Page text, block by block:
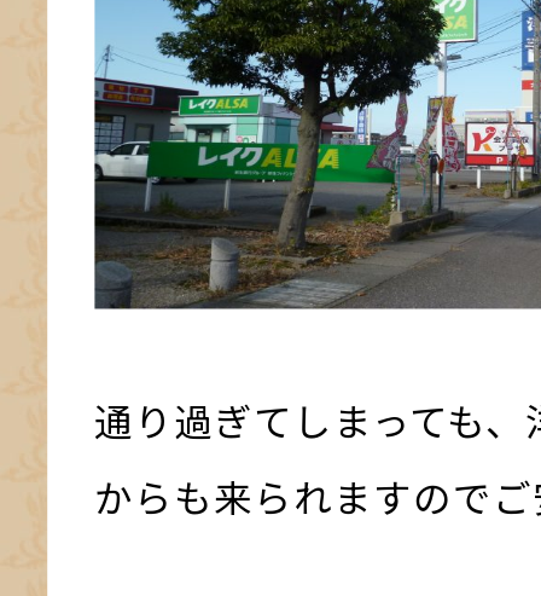
通り過ぎてしまっても
からも来られますので